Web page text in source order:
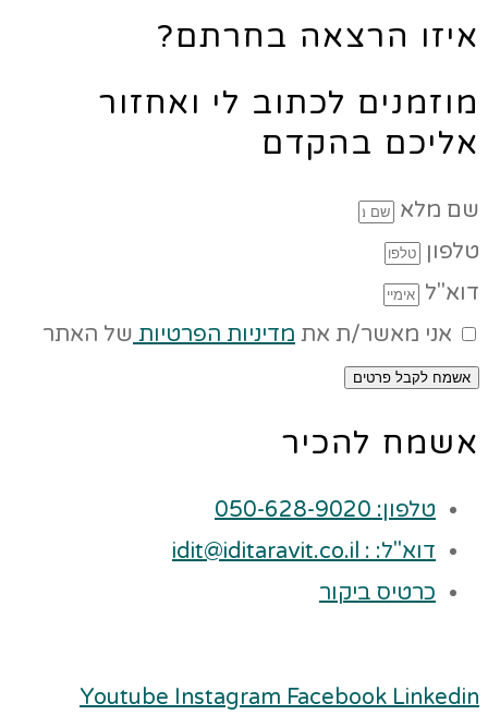
איזו הרצאה בחרתם?
מוזמנים לכתוב לי ואחזור
אליכם בהקדם
שם מלא
טלפון
דוא"ל
אני מאשר/ת את מדיניות הפרטיות של האתר
אשמח לקבל פרטים
אשמח להכיר
טלפון: 050-628-9020
דוא"ל: : idit@iditaravit.co.il
כרטיס ביקור
Youtube Instagram Facebook Linkedin